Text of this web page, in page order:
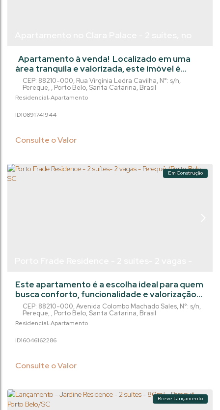
Residencial Apartamento
Consulte o Valor
1944
1089174
CEP: 88210-000, Rua Virgínia Ledra Cavilha, N°: s/n,
Pereque , Porto Belo, Santa Catarina, Brasil
Apartamento à venda! Localizado em uma
área tranquila e valorizada, este imóvel é
perfeito para quem busca conforto e
comodidade. Com 2 suítes, este
apartamento é ideal para famílias que buscam
uma garagem privativa, proporcionando
área privada de 76.27m², este apartamento
Em Construção
Residencial Apartamento
Consulte o Valor
2286
1604616
CEP: 88210-000,Avenida Colombo Machado Sales, N°: s/n,
Pereque , Porto Belo, Santa Catarina, Brasil
Este apartamento é a escolha ideal para quem
busca conforto, funcionalidade e valorização
imobiliária em um empreendimento com lazer
completo e excelente padrão construtivo.
Com 81 m² de área privativa, o imóvel oferece
dormitórios, sendo 2 suítes, além de 3
Breve Lançamento